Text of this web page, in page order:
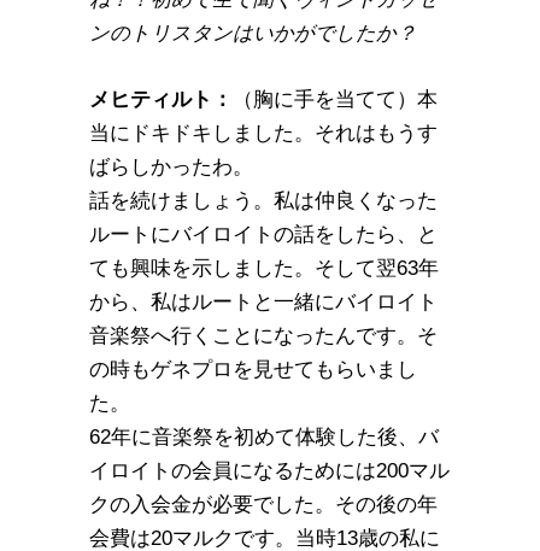
ンのトリスタンはいかがでしたか？
メヒティルト：
（胸に手を当てて）本
当にドキドキしました。それはもうす
ばらしかったわ。
話を続けましょう。私は仲良くなった
ルートにバイロイトの話をしたら、と
ても興味を示しました。そして翌63年
から、私はルートと一緒にバイロイト
音楽祭へ行くことになったんです。そ
の時もゲネプロを見せてもらいまし
た。
62年に音楽祭を初めて体験した後、バ
イロイトの会員になるためには200マル
クの入会金が必要でした。その後の年
会費は20マルクです。当時13歳の私に